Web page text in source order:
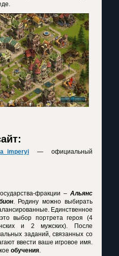
— официальный
фракции – Альянс
. Родину можно выбирать
Единственное
выбор портрета героя (4
и 2 мужских). После
заданий, связанных со
ввести ваше игровое имя.
обучения.